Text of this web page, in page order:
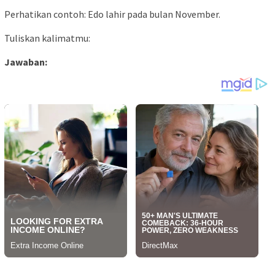
Perhatikan contoh: Edo lahir pada bulan November.
Tuliskan kalimatmu:
Jawaban: